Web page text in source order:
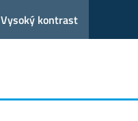
Vysoký kontrast